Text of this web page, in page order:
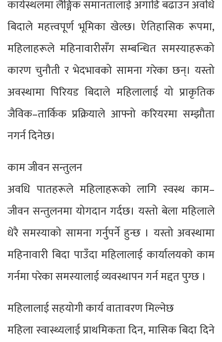
कार्यस्थलमा लैङ्गिक समानतालाई अगाडि बढाउन अवधि
बिदाले महत्त्वपूर्ण भूमिका खेल्छ। ऐतिहासिक रूपमा,
महिलाहरूले महिनावारीसँग सम्बन्धित समस्याहरूको
कारण चुनौती र भेदभावको सामना गरेका छन्। यस्तो
अवस्थामा पिरियड बिदाले महिलालाई यो प्राकृतिक
जैविक–तार्किक प्रक्रियाले आफ्नो करियरमा सम्झौता
नगर्न दिनेछ।
काम जीवन सन्तुलन
अवधि पातहरूले महिलाहरूको लागि स्वस्थ काम–
जीवन सन्तुलनमा योगदान गर्दछ। यस्तो बेला महिलाले
धेरै समस्याको सामना गर्नुपर्ने हुन्छ । यस्तो अवस्थामा
महिनावारी बिदा पाउँदा महिलालाई कार्यालयको काम
गर्नमा परेका समस्यालाई व्यवस्थापन गर्न मद्दत पुग्छ ।
महिलालाई सहयोगी कार्य वातावरण मिल्नेछ
महिला स्वास्थ्यलाई प्राथमिकता दिन, मासिक बिदा दिने